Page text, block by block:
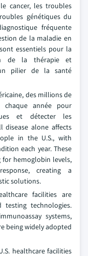
cancer, les troubles
génétiques du
fréquente
de la maladie en
essentiels pour la
de la thérapie et
pilier de la santé
des millions de
chaque année pour
et détecter les
disease alone affects
in the U.S., with
each year. These
hemoglobin levels,
creating a
solutions.
facilities are
testing technologies.
systems,
being widely adopted
healthcare facilities